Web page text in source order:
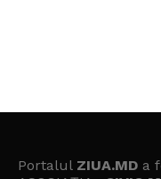
Portalul ZIUA.MD a